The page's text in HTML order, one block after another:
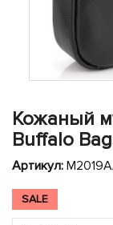
Показать все
Кожаный
Buffalo
Артикул:
SALE